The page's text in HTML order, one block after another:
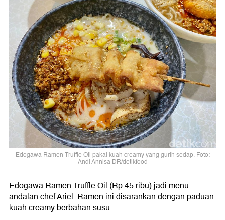
Edogawa Ramen Truffle Oil pakai kuah creamy yang gurih sedap. Foto:
Andi Annisa DR/detikfood
Edogawa Ramen Truffle Oil (Rp 45 ribu) jadi menu
andalan chef Ariel. Ramen ini disarankan dengan paduan
kuah creamy berbahan susu.